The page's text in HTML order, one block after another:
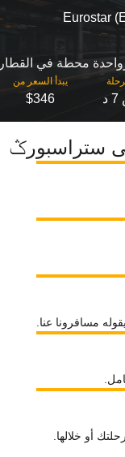
Eurostar
محطة في
‎يبدأ السعر من
$346
ستراسبورݣ
مسافرونا عنا.
أو خلالها.